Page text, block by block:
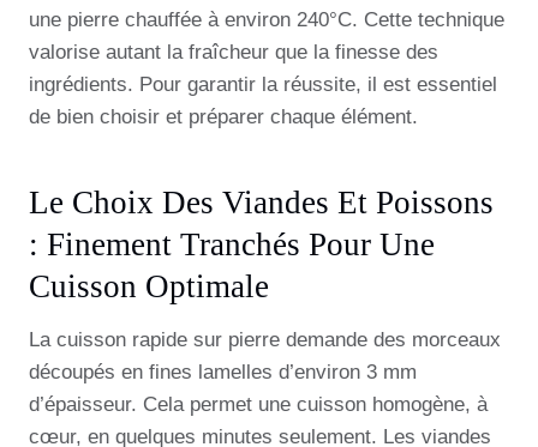
une pierre chauffée à environ 240°C. Cette technique
valorise autant la fraîcheur que la finesse des
ingrédients. Pour garantir la réussite, il est essentiel
de bien choisir et préparer chaque élément.
Le Choix Des Viandes Et Poissons
: Finement Tranchés Pour Une
Cuisson Optimale
La cuisson rapide sur pierre demande des morceaux
découpés en fines lamelles d’environ 3 mm
d’épaisseur. Cela permet une cuisson homogène, à
cœur, en quelques minutes seulement. Les viandes